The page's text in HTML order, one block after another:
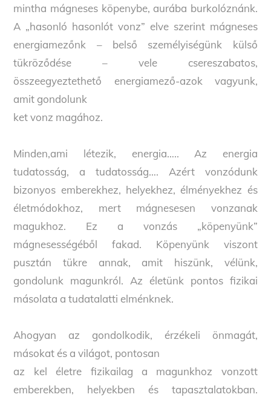
mintha mágneses köpenybe, aurába burkolóznánk.
A „hasonló hasonlót vonz” elve szerint mágneses
energiamezőnk – belső személyiségünk külső
tükröződése – vele csereszabatos,
összeegyeztethető energiamező-azok vagyunk,
amit gondolunk
ket vonz magához.
Minden,ami létezik, energia….. Az energia
tudatosság, a tudatosság…. Azért vonzódunk
bizonyos emberekhez, helyekhez, élményekhez és
életmódokhoz, mert mágnesesen vonzanak
magukhoz. Ez a vonzás „köpenyünk”
mágnesességéből fakad. Köpenyünk viszont
pusztán tükre annak, amit hiszünk, vélünk,
gondolunk magunkról. Az életünk pontos fizikai
másolata a tudatalatti elménknek.
Ahogyan az gondolkodik, érzékeli önmagát,
másokat és a világot, pontosan
az kel életre fizikailag a magunkhoz vonzott
emberekben, helyekben és tapasztalatokban.